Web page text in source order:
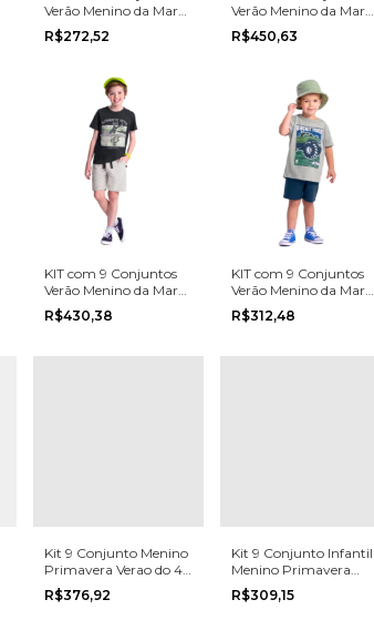
Verão Menino da Marca
Kyly na grade do P ao
G
R$272,52
Verão Menino da Marca
Romitex na grade do 4
ao 8
R$450,63
KIT com 9 Conjuntos
Verão Menino da Marca
Boca Grande na grade
do 4 ao 8
R$430,38
KIT com 9 Conjuntos
Verão Menino da Marca
Boca Grande na grade
do 1 ao 3
R$312,48
Kit 9 Conjunto Menino
Primavera Verao do 4
ao 10 Brandili Club
R$376,92
Kit 9 Conjunto Infantil
Menino Primavera
Verao do 1 ao 3 Brandili
Club
R$309,15